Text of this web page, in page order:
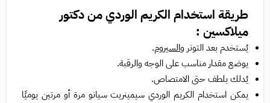
طريقة استخدام الكريم الوردي من دكتور
ميلاكسين :
يُستخدم بعد التونر والسيروم.
يوضع مقدار مناسب على الوجه والرقبة.
يُدلك بلطف حتى الامتصاص.
يمكن استخدام الكريم الوردي سيمينريت سيانو مرة أو مرتين يوميًا